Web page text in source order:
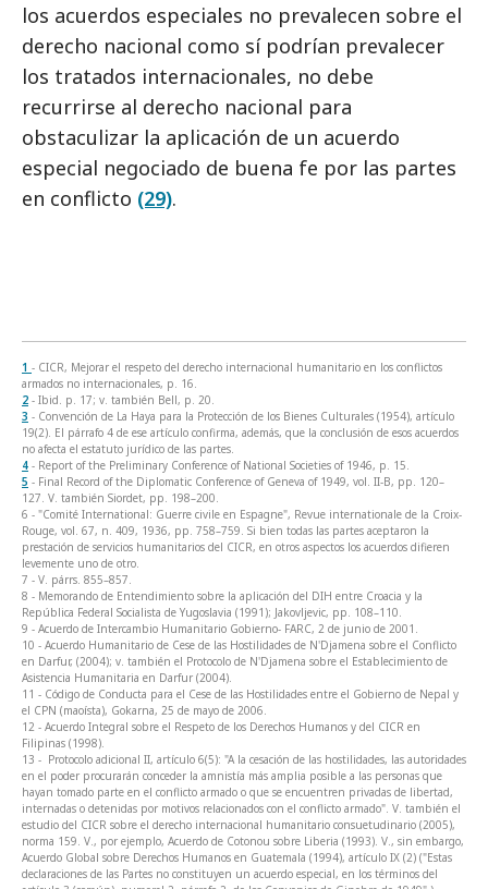
los acuerdos especiales no prevalecen sobre el
derecho nacional como sí podrían prevalecer
los tratados internacionales, no debe
recurrirse al derecho nacional para
obstaculizar la aplicación de un acuerdo
especial negociado de buena fe por las partes
en conflicto (29).
1 - CICR, Mejorar el respeto del derecho internacional humanitario en los conflictos
armados no internacionales, p. 16.
2 - Ibid. p. 17; v. también Bell, p. 20.
3 - Convención de La Haya para la Protección de los Bienes Culturales (1954), artículo
19(2). El párrafo 4 de ese artículo confirma, además, que la conclusión de esos acuerdos
no afecta el estatuto jurídico de las partes.
4 - Report of the Preliminary Conference of National Societies of 1946, p. 15.
5 - Final Record of the Diplomatic Conference of Geneva of 1949, vol. II-B, pp. 120–
127. V. también Siordet, pp. 198–200.
6 - "Comité International: Guerre civile en Espagne", Revue internationale de la Croix-
Rouge, vol. 67, n. 409, 1936, pp. 758–759. Si bien todas las partes aceptaron la
prestación de servicios humanitarios del CICR, en otros aspectos los acuerdos difieren
levemente uno de otro.
7 - V. párrs. 855–857.
8 - Memorando de Entendimiento sobre la aplicación del DIH entre Croacia y la
República Federal Socialista de Yugoslavia (1991); Jakovljevic, pp. 108–110.
9 - Acuerdo de Intercambio Humanitario Gobierno- FARC, 2 de junio de 2001.
10 - Acuerdo Humanitario de Cese de las Hostilidades de N'Djamena sobre el Conflicto
en Darfur, (2004); v. también el Protocolo de N'Djamena sobre el Establecimiento de
Asistencia Humanitaria en Darfur (2004).
11 - Código de Conducta para el Cese de las Hostilidades entre el Gobierno de Nepal y
el CPN (maoísta), Gokarna, 25 de mayo de 2006.
12 - Acuerdo Integral sobre el Respeto de los Derechos Humanos y del CICR en
Filipinas (1998).
13 - Protocolo adicional II, artículo 6(5): "A la cesación de las hostilidades, las autoridades
en el poder procurarán conceder la amnistía más amplia posible a las personas que
hayan tomado parte en el conflicto armado o que se encuentren privadas de libertad,
internadas o detenidas por motivos relacionados con el conflicto armado". V. también el
estudio del CICR sobre el derecho internacional humanitario consuetudinario (2005),
norma 159. V., por ejemplo, Acuerdo de Cotonou sobre Liberia (1993). V., sin embargo,
Acuerdo Global sobre Derechos Humanos en Guatemala (1994), artículo IX (2) ("Estas
declaraciones de las Partes no constituyen un acuerdo especial, en los términos del